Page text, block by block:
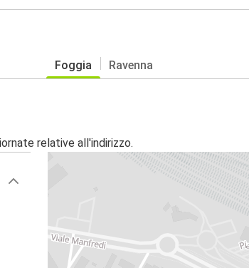
Foggia Ravenna
relative all'indirizzo.